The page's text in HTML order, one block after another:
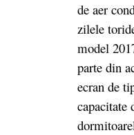
de aer
zilele
model
parte din
ecran de
capacitate